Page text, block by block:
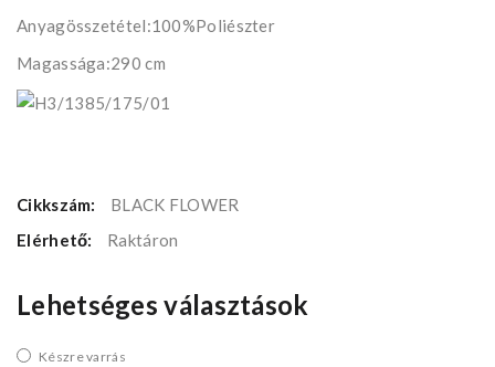
Anyagösszetétel:100%Poliészter
Magassága:290 cm
Cikkszám:
BLACK FLOWER
Elérhető:
Raktáron
Lehetséges választások
Készre varrás